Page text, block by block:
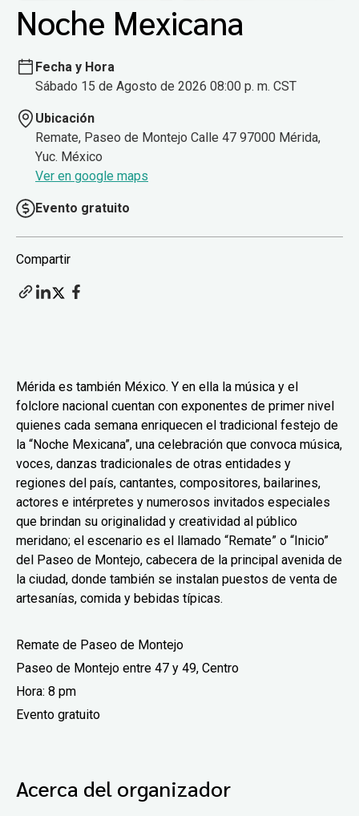
Noche Mexicana
Fecha y Hora
Sábado 15 de Agosto de 2026 08:00 p. m. CST
Ubicación
Remate, Paseo de Montejo Calle 47 97000 Mérida,
Yuc. México
Ver en google maps
Evento gratuito
Compartir
Mérida es también México. Y en ella la música y el
folclore nacional cuentan con exponentes de primer nivel
quienes cada semana enriquecen el tradicional festejo de
la “Noche Mexicana”, una celebración que convoca música,
voces, danzas tradicionales de otras entidades y
regiones del país, cantantes, compositores, bailarines,
actores e intérpretes y numerosos invitados especiales
que brindan su originalidad y creatividad al público
meridano; el escenario es el llamado “Remate” o “Inicio”
del Paseo de Montejo, cabecera de la principal avenida de
la ciudad, donde también se instalan puestos de venta de
artesanías, comida y bebidas típicas.
Remate de Paseo de Montejo
Paseo de Montejo entre 47 y 49, Centro
Hora: 8 pm
Evento gratuito
Acerca del organizador